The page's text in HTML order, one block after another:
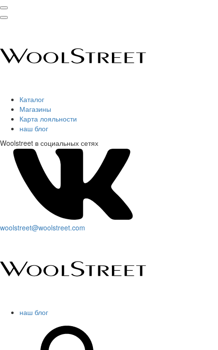
Каталог
Магазины
Карта лояльности
наш блог
Woolstreet в социальных сетях
woolstreet@woolstreet.com
наш блог